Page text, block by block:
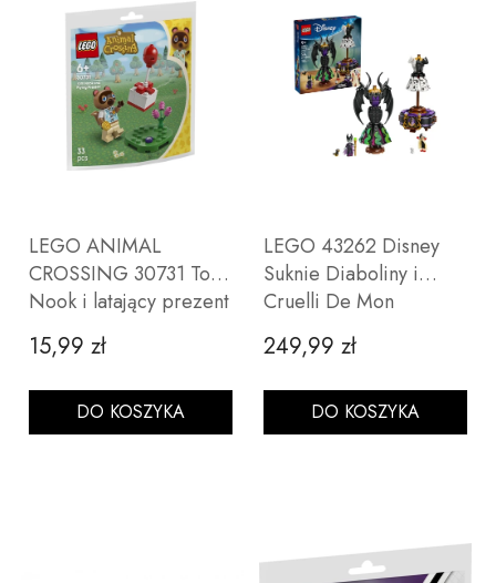
LEGO ANIMAL
CROSSING 30731 Tom
Nook i latający prezent
Cena
15,99 zł
DO KOSZYKA
LEGO 43262 Disney
Suknie Diaboliny i
Cruelli De Mon
Cena
249,99 zł
DO KOSZYKA